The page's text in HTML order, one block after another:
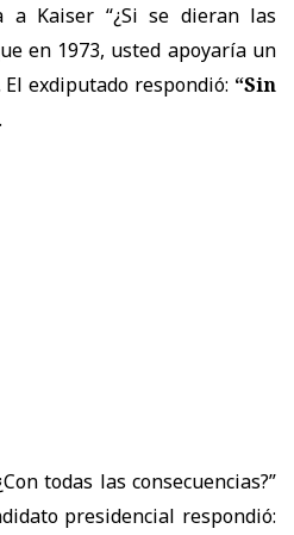
a Kaiser “¿Si se dieran las
en 1973, usted apoyaría un
El exdiputado respondió: “Sin
.
todas las consecuencias?”
presidencial respondió: